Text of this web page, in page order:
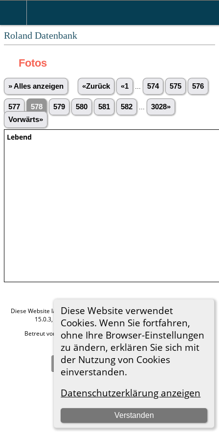
Roland Datenbank
Diese Website verwendet
Cookies. Wenn Sie fortfahren,
ohne Ihre Browser-Einstellungen
zu ändern, erklären Sie sich mit
der Nutzung von Cookies
einverstanden.
Datenschutzerklärung anzeigen
Verstanden
Fotos
» Alles anzeigen «Zurück «1 574 575 576
577 578 579 580 581 582
3028»
Vorwärts»
Lebend
Diese Website läuft mitThe Next Generation of Genealogy Sitebuilding
15.0.3, programmiert von Darrin Lythgoe © 2001-2026.
Betreut von
Roland zu Dortmund e.V.. |Datenschutzerklärung.
Hier geht es zum Impressum
Zur Desktop-Webseite wechseln